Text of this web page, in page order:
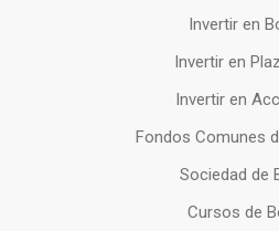
Invertir en
Invertir en
Invertir en
Fondos Comunes
Sociedad de
Cursos de